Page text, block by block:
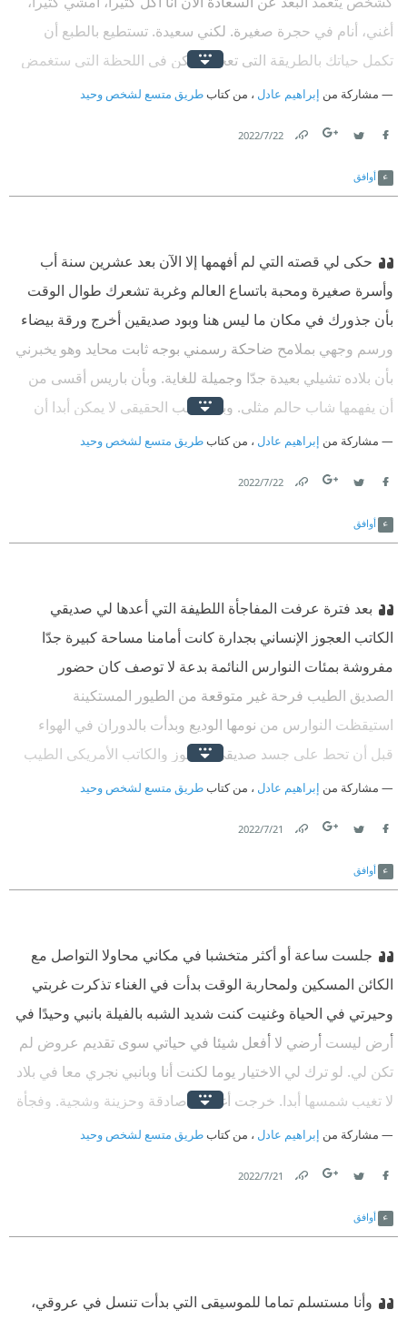
أغني، أنام في حجرة صغيرة. لكني سعيدة. ‫ تستطيع بالطبع أن
تكمل حياتك بالطريقة التي تعجبك. لكن في اللحظة التي ستغمض
فيها عينيْك للمرة الأخيرة، ستكتشف أنك ربما لم تعرف معنى
مشاركة من إبراهيم عادل ، من كتابطريق متسع لشخص وحيد
22‏/7‏/2022
أوافق
حكى لي قصته التي لم أفهمها إلا الآن بعد عشرين سنة أب
وأسرة صغيرة ومحبة باتساع العالم وغربة تشعرك طوال الوقت
بأن جذورك في مكان ما ليس هنا وبود صديقين أخرج ورقة بيضاء
ورسم وجهي بملامح ضاحكة رسمني بوجه ثابت محايد وهو يخبرني
بأن بلاده تشيلي بعيدة جدّا وجميلة للغاية. وبأن باريس أقسى من
أن يفهمها شاب حالم مثلي. وبأن الحب الحقيقي لا يمكن أبدا أن
تحافظ عليه بقفل صغير يصوره عابرون يزورون المدينة.
مشاركة من إبراهيم عادل ، من كتابطريق متسع لشخص وحيد
22‏/7‏/2022
أوافق
بعد فترة عرفت المفاجأة اللطيفة التي أعدها لي صديقي
الكاتب العجوز الإنساني بجدارة كانت أمامنا مساحة كبيرة جدّا
مفروشة بمئات النوارس النائمة بدعة لا توصف كان حضور
الصديق الطيب فرحة غير متوقعة من الطيور المستكينة
استيقظت النوارس من نومها الوديع وبدأت بالدوران في الهواء
قبل أن تحط على جسد صديقي العجوز والكاتب الأمريكي الطيب
فرد ذراعيه؛ كي تجد الطيور مساحة أكبر لتتلامس معه
حكى لي أنه طوال عمره كان بصحبة النوارس المدهشة وأنه اعتاد
أبيض يطير عاليا بين الشواطئ والمحيط الأزرق الواسع
مشاركة من إبراهيم عادل ، من كتابطريق متسع لشخص وحيد
21‏/7‏/2022
أوافق
جلست ساعة أو أكثر متخشبا في مكاني محاولا التواصل مع
الكائن المسكين ولمحاربة الوقت بدأت في الغناء تذكرت غربتي
وحيرتي في الحياة وغنيت كنت شديد الشبه بالفيلة بانبي وحيدًا في
أرض ليست أرضي لا أفعل شيئا في حياتي سوى تقديم عروض لم
تكن لي. لو ترك لي الاختيار يوما لكنت أنا وبانبي نجري معا في بلاد
لا تغيب شمسها أبدا. خرجت أغنياتي صادقة وحزينة وشجية. وفجأة
مدت بانبي خرطومها الطويل باتجاه وجهي، وبدأت تتشممني.
مشاركة من إبراهيم عادل ، من كتابطريق متسع لشخص وحيد
21‏/7‏/2022
أوافق
وأنا مستسلم تماما للموسيقى التي بدأت تنسل في عروقي،